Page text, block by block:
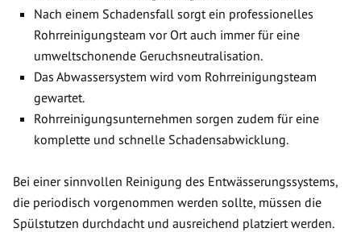
Nach einem Schadensfall sorgt ein professionelles
Rohrreinigungsteam vor Ort auch immer für eine
umweltschonende Geruchsneutralisation.
Das Abwassersystem wird vom Rohrreinigungsteam
gewartet.
Rohrreinigungsunternehmen sorgen zudem für eine
komplette und schnelle Schadensabwicklung.
Bei einer sinnvollen Reinigung des Entwässerungssystems,
die periodisch vorgenommen werden sollte, müssen die
Spülstutzen durchdacht und ausreichend platziert werden.